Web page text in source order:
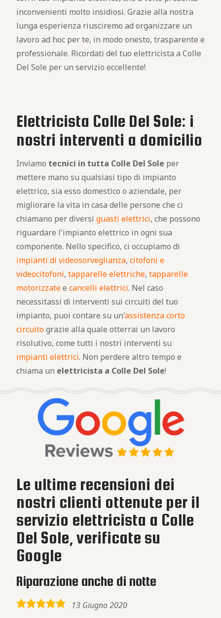
inconvenienti molto insidiosi. Grazie alla nostra
lunga esperienza riusciremo ad organizzare un
lavoro ad hoc per te, in modo onesto, trasparente e
professionale. Ricordati del tuo elettricista a Colle
Del Sole per un servizio eccellente!
Elettricista Colle Del Sole: i
nostri interventi a domicilio
Inviamo tecnici in tutta Colle Del Sole per
mettere mano su qualsiasi tipo di impianto
elettrico, sia esso domestico o aziendale, per
migliorare la vita in casa delle persone che ci
chiamano per diversi guasti elettrici, che possono
riguardare l'impianto elettrico in ogni sua
componente. Nello specifico, ci occupiamo di
impianti di videosorveglianza, citofoni e
videocitofoni, tapparelle elettriche, tapparelle
motorizzatee cancelli elettrici. Nel caso
necessitassi di interventi sui circuiti del tuo
impianto, puoi contare su un'assistenza corto
circuitograzie alla quale otterrai un lavoro
risolutivo, come tutti i nostri interventi su
impianti elettrici. Non perdere altro tempo e
chiama un elettricista a Colle Del Sole!
Le ultime recensioni dei
nostri clienti ottenute per il
servizio elettricista a Colle
Del Sole, verificate su
Google
Riparazione anche di notte
5,0
13 Giugno 2020